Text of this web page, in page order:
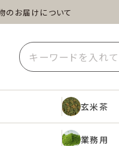
のお届けについて
玄米茶
業務用